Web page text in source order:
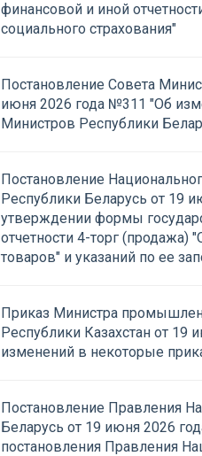
финансовой и иной
социального страхования"
Постановление Совета
июня 2026 года №311 "Об
Министров Республики
Постановление
Республики Беларусь от 19
утверждении формы
отчетности 4-торг (продажа)
товаров" и указаний по ее
Приказ Министра
Республики Казахстан от
изменений в некоторые
Постановление Правления
Беларусь от 19 июня 2026
постановления Правления